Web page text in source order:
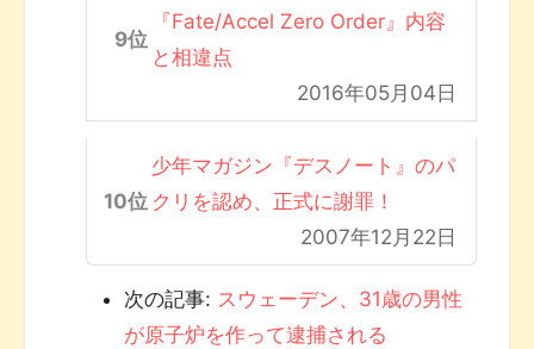
『Fate/Accel Zero Order』内容
と相違点
2016年05月04日
少年マガジン『デスノート』のパ
クリを認め、正式に謝罪！
2007年12月22日
次の記事: スウェーデン、31歳の男性
が原子炉を作って逮捕される